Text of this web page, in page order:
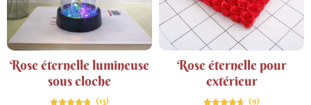
Rose éternelle lumineuse
sous cloche
(13)
Rose éternelle pour
extérieur
(9)